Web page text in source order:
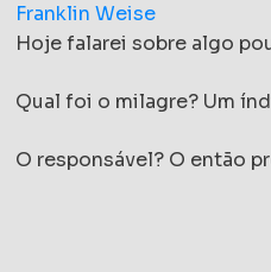
Franklin Weise
Hoje falarei sobre algo
Qual foi o milagre? Um
O responsável? O então